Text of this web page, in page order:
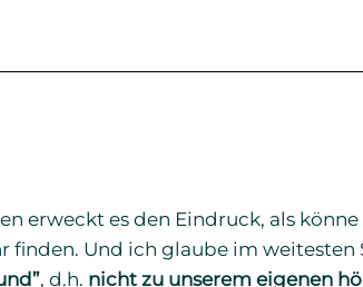
erweckt es den Eindruck, als könne
finden. Und ich glaube im weitesten
, d.h. nicht zu unserem eigenen